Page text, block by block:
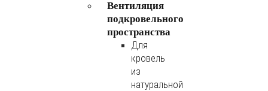
Вентиляция
подкровельного
пространства
Для
кровель
из
натуральной